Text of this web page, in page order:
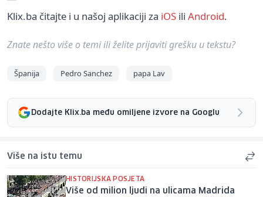
Klix.ba čitajte i u našoj aplikaciji za iOS ili Android.
Znate nešto više o temi ili želite prijaviti grešku u tekstu?
Španija Pedro Sanchez papa Lav
Dodajte Klix.ba među omiljene izvore na Googlu
Više na istu temu
HISTORIJSKA POSJETA
Više od milion ljudi na ulicama Madrida